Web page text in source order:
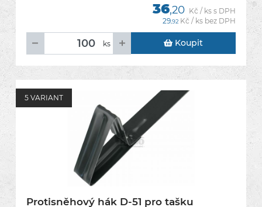
36,20 Kč / ks s DPH
29,92 Kč / ks bez DPH
ks Koupit
5 VARIANT
Protisněhový hák D-51 pro tašku